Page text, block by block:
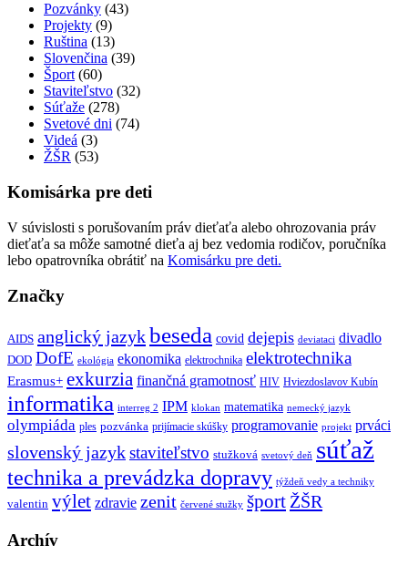
Pozvánky (43)
Projekty (9)
Ruština (13)
Slovenčina (39)
Šport(60)
Staviteľstvo (32)
Súťaže (278)
Svetové dni (74)
Videá (3)
ŽŠR (53)
Komisárka pre deti
V súvislosti s porušovaním práv dieťaťa alebo ohrozovania práv
dieťaťa sa môže samotné dieťa aj bez vedomia rodičov, poručníka
lebo opatrovníka obrátiť na Komisárku pre deti.
Značky
AIDS anglický jazykbeseda covid dejepis deviataci divadlo
DOD DofE ekológia ekonomika elektrochnika elektrotechnika
Erasmus+ exkurzia finančná gramotnosť HIV Hviezdoslavov Kubín
informatika interreg 2 IPM klokan matematika nemecký jazyk
olympiáda ples pozvánka prijímacie skúšky programovanie projekt prváci
slovenský jazykstaviteľstvo stužková svetový deň súťaž
technika a prevádzka dopravy týždeň vedy a techniky
valentin výlet zdravie zenit červené stužky šport ŽŠR
Archív